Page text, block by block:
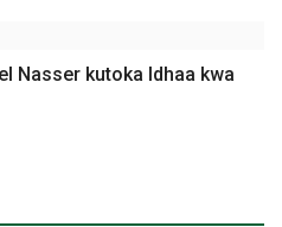
Nasser kutoka Idhaa kwa